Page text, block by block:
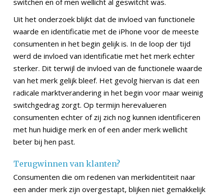
switchen en of men wellicht al geswitcht was.
Uit het onderzoek blijkt dat de invloed van functionele
waarde en identificatie met de iPhone voor de meeste
consumenten in het begin gelijk is. In de loop der tijd
werd de invloed van identificatie met het merk echter
sterker. Dit terwijl de invloed van de functionele waarde
van het merk gelijk bleef. Het gevolg hiervan is dat een
radicale marktverandering in het begin voor maar weinig
switchgedrag zorgt. Op termijn herevalueren
consumenten echter of zij zich nog kunnen identificeren
met hun huidige merk en of een ander merk wellicht
beter bij hen past.
Terugwinnen van klanten?
Consumenten die om redenen van merkidentiteit naar
een ander merk zijn overgestapt, blijken niet gemakkelijk